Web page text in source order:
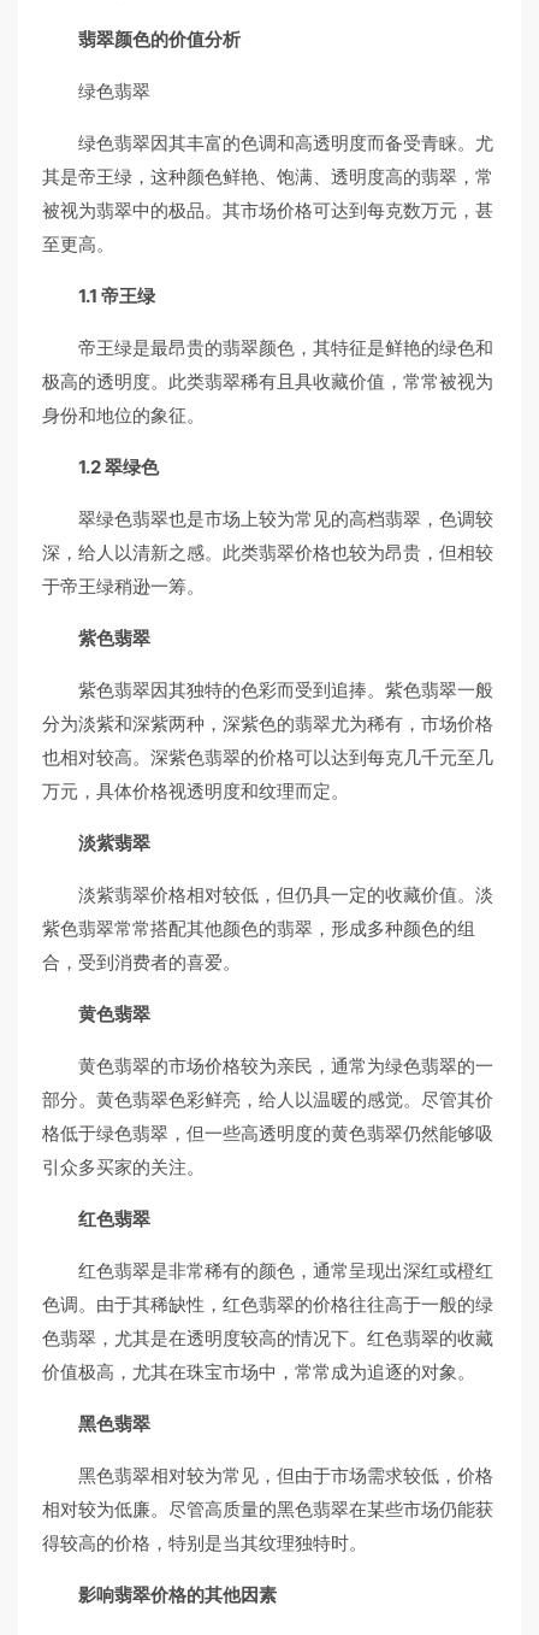
翡翠颜色的价值分析
绿色翡翠
绿色翡翠因其丰富的色调和高透明度而备受青睐。尤
其是帝王绿，这种颜色鲜艳、饱满、透明度高的翡翠，常
被视为翡翠中的极品。其市场价格可达到每克数万元，甚
至更高。
1.1 帝王绿
帝王绿是最昂贵的翡翠颜色，其特征是鲜艳的绿色和
极高的透明度。此类翡翠稀有且具收藏价值，常常被视为
身份和地位的象征。
1.2 翠绿色
翠绿色翡翠也是市场上较为常见的高档翡翠，色调较
深，给人以清新之感。此类翡翠价格也较为昂贵，但相较
于帝王绿稍逊一筹。
紫色翡翠
紫色翡翠因其独特的色彩而受到追捧。紫色翡翠一般
分为淡紫和深紫两种，深紫色的翡翠尤为稀有，市场价格
也相对较高。深紫色翡翠的价格可以达到每克几千元至几
万元，具体价格视透明度和纹理而定。
淡紫翡翠
淡紫翡翠价格相对较低，但仍具一定的收藏价值。淡
紫色翡翠常常搭配其他颜色的翡翠，形成多种颜色的组
合，受到消费者的喜爱。
黄色翡翠
黄色翡翠的市场价格较为亲民，通常为绿色翡翠的一
部分。黄色翡翠色彩鲜亮，给人以温暖的感觉。尽管其价
格低于绿色翡翠，但一些高透明度的黄色翡翠仍然能够吸
引众多买家的关注。
红色翡翠
红色翡翠是非常稀有的颜色，通常呈现出深红或橙红
色调。由于其稀缺性，红色翡翠的价格往往高于一般的绿
色翡翠，尤其是在透明度较高的情况下。红色翡翠的收藏
价值极高，尤其在珠宝市场中，常常成为追逐的对象。
黑色翡翠
黑色翡翠相对较为常见，但由于市场需求较低，价格
相对较为低廉。尽管高质量的黑色翡翠在某些市场仍能获
得较高的价格，特别是当其纹理独特时。
影响翡翠价格的其他因素